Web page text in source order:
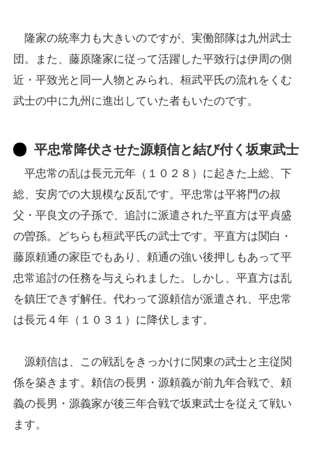
隆家の統率力も大きいのですが、実働部隊は九州武士
団。また、藤原隆家に従って活躍した平致行は伊周の側
近・平致光と同一人物とみられ、桓武平氏の流れをくむ
武士の中に九州に進出していた者もいたのです。
平忠常降伏させた源頼信と結び付く坂東武士
平忠常の乱は長元元年（１０２８）に起きた上総、下
総、安房での大規模な反乱です。平忠常は平将門の叔
父・平良文の子孫で、追討に派遣された平直方は平貞盛
の曽孫。どちらも桓武平氏の武士です。平直方は関白・
藤原頼通の家臣でもあり、頼通の強い後押しもあって平
忠常追討の任務を与えられました。しかし、平直方は乱
を鎮圧できず解任。代わって源頼信が派遣され、平忠常
は長元４年（１０３１）に降伏します。
源頼信は、この戦乱をきっかけに関東の武士と主従関
係を築きます。頼信の長男・源頼義が前九年合戦で、頼
義の長男・源義家が後三年合戦で坂東武士を従えて戦い
ます。